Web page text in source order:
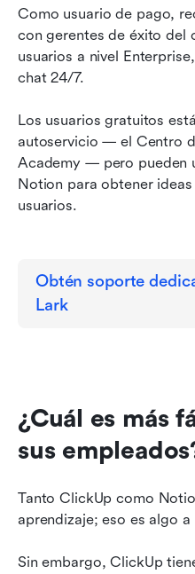
Como usuario de pago,
con gerentes de éxito del
usuarios a nivel
chat 24/7.
Los usuarios gratuitos
autoservicio — el Centro
Academy — pero pueden
Notion para obtener
usuarios.
Obtén soporte
Lark
¿Cuál es más
sus
Tanto ClickUp como
aprendizaje; eso es algo
Sin embargo, ClickUp